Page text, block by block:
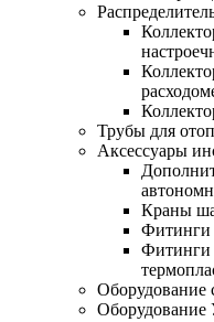
Трубы для
Аксессуары
Краны
Фитинги
Фитинги
Оборудование